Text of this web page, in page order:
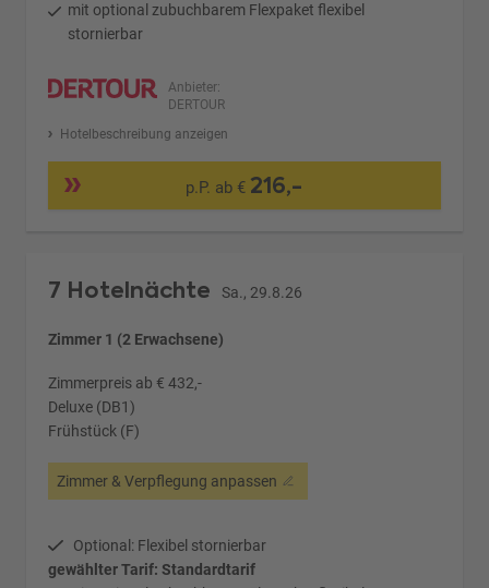
mit optional zubuchbarem Flexpaket flexibel
stornierbar
Anbieter:
DERTOUR
Hotelbeschreibung anzeigen
p.P. ab € 216,-
7 Hotelnächte Sa., 29.8.26
Zimmer 1 (2 Erwachsene)
Zimmerpreis ab € 432,-
Deluxe (DB1)
Frühstück (F)
Zimmer & Verpflegung anpassen
Optional: Flexibel stornierbar
gewählter Tarif: Standardtarif